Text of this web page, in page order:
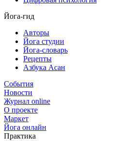
Йога-гид
Авторы
Йога студии
Йога-словарь
Рецепты
Азбука Асан
События
Новости
Журнал online
О проекте
Маркет
Йога онлайн
Практика